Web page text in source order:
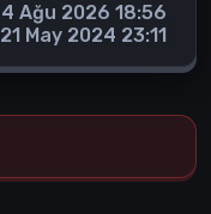
4 Ağu 2026 18:56
21 May 2024 23:11